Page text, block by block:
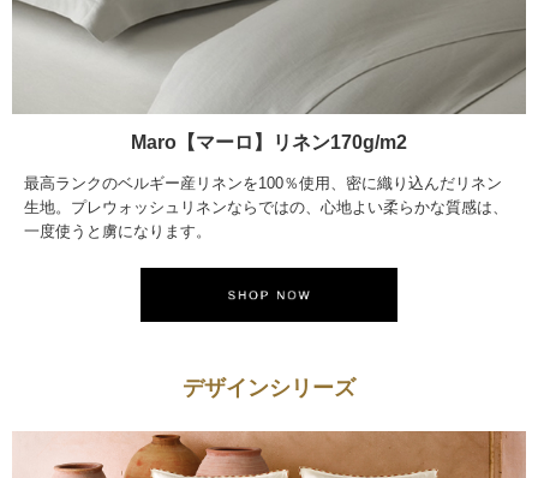
Maro【マーロ】リネン170g/m2
最高ランクのベルギー産リネンを100％使用、密に織り込んだリネン
生地。プレウォッシュリネンならではの、心地よい柔らかな質感は、
一度使うと虜になります。
デザインシリーズ